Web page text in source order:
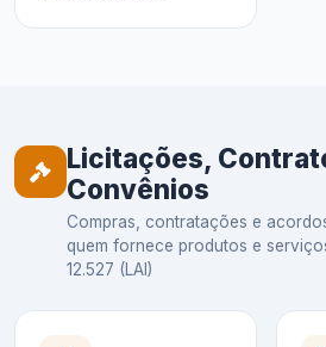
Licitações,
Convênios
Compras, contratações e
quem fornece produtos e serviços
12.527 (LAI)